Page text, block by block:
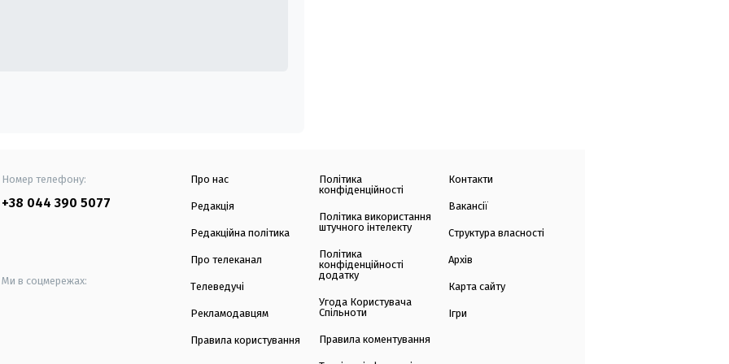
Номер телефону:
+38 044 390 5077
Ми в соцмережах:
Про нас
Редакція
Редакційна політика
Про телеканал
Телеведучі
Рекламодавцям
Правила користування
Політика
конфіденційності
Політика використання
штучного інтелекту
Політика
конфіденційності
додатку
Угода Користувача
Спільноти
Правила коментування
Контакти
Вакансії
Структура власності
Архів
Карта сайту
Ігри